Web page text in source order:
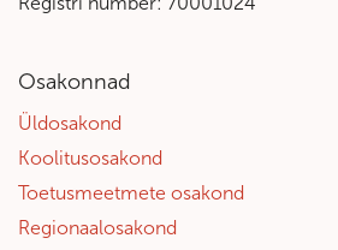
Osakonnad
Üldosakond
Koolitusosakond
Toetusmeetmete osakond
Regionaalosakond